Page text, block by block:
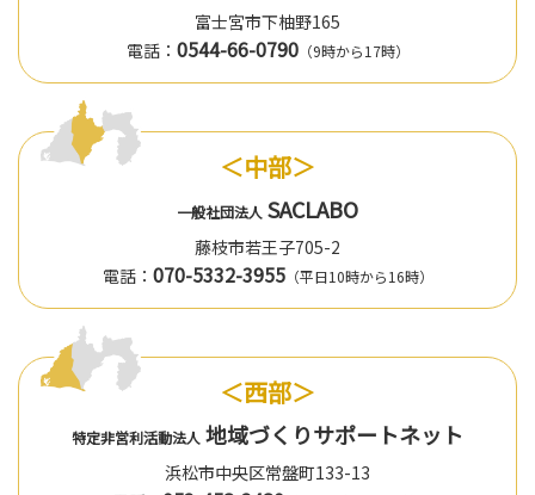
富士宮市下柚野165
電話： 0544-66-0790（9時から17時）
＜中部＞
一般社団法人 SACLABO
藤枝市若王子705-2
電話： 070-5332-3955（平日10時から16時）
＜西部＞
特定非営利活動法人 地域づくりサポートネット
浜松市中央区常盤町133-13